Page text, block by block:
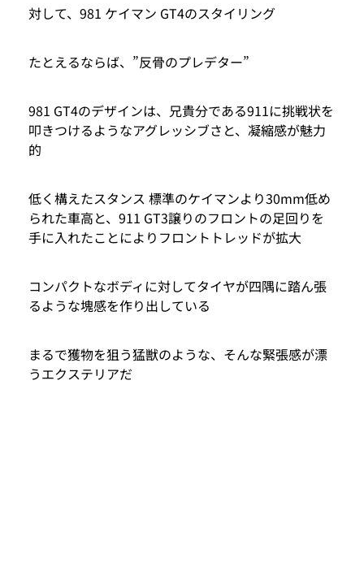
対して、981 ケイマン GT4のスタイリング
たとえるならば、”反骨のプレデター”
981 GT4のデザインは、兄貴分である911に挑戦状を
叩きつけるようなアグレッシブさと、凝縮感が魅力
的
低く構えたスタンス 標準のケイマンより30mm低め
られた車高と、911 GT3譲りのフロントの足回りを
手に入れたことによりフロントトレッドが拡大
コンパクトなボディに対してタイヤが四隅に踏ん張
るような塊感を作り出している
まるで獲物を狙う猛獣のような、そんな緊張感が漂
うエクステリアだ